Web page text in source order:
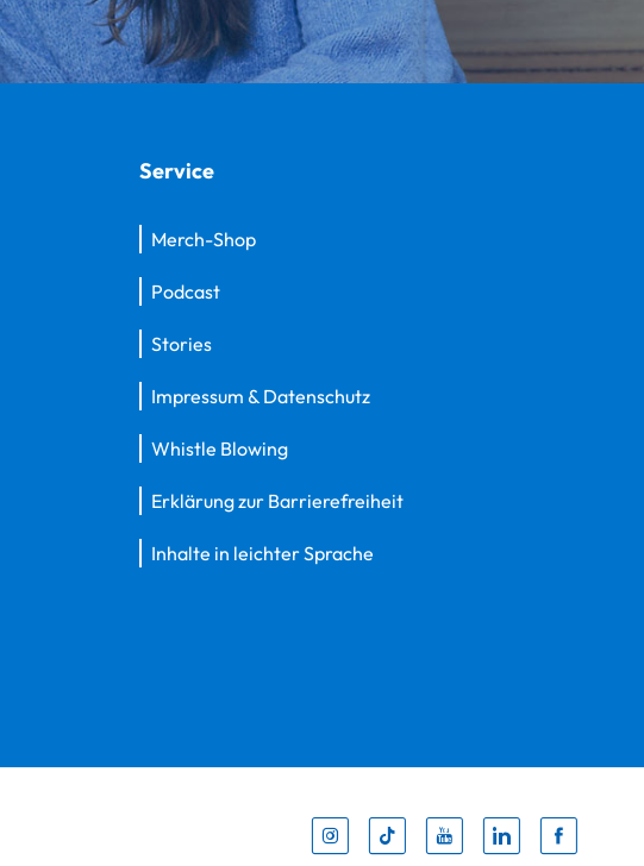
Service
Merch-Shop
Podcast
Stories
Impressum & Datenschutz
Whistle Blowing
Erklärung zur Barrierefreiheit
Inhalte in leichter Sprache